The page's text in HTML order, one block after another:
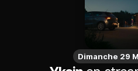
Dimanche 29